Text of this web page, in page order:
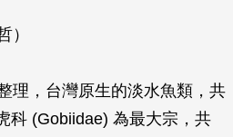
）
理，台灣原生的淡水魚類，共
科 (Gobiidae) 為最大宗，共